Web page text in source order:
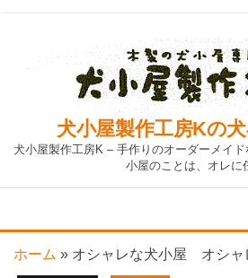
content
犬小屋製作工房Kの
犬小屋製作工房K – 手作りのオーダーメイ
小屋のことは、オレに
ホーム » オシャレな犬小屋 オシャ